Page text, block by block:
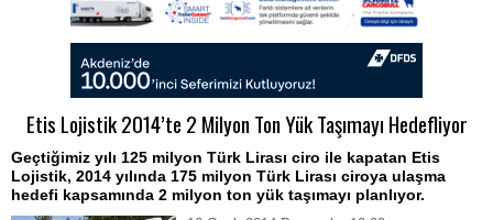
Etis Lojistik 2014’te 2 Milyon Ton Yük Taşımayı Hedefliyor
Geçtiğimiz yılı 125 milyon Türk Lirası ciro ile kapatan Etis
Lojistik, 2014 yılında 175 milyon Türk Lirası ciroya ulaşma
hedefi kapsamında 2 milyon ton yük taşımayı planlıyor.